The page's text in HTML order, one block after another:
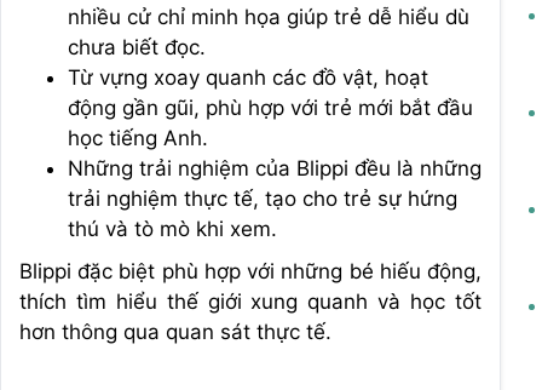
nhiều cử chỉ minh họa giúp trẻ dễ hiểu dù
chưa biết đọc.
Từ vựng xoay quanh các đồ vật, hoạt
động gần gũi, phù hợp với trẻ mới bắt đầu
học tiếng Anh.
Những trải nghiệm của Blippi đều là những
trải nghiệm thực tế, tạo cho trẻ sự hứng
thú và tò mò khi xem.
Blippi đặc biệt phù hợp với những bé hiếu động,
thích tìm hiểu thế giới xung quanh và học tốt
hơn thông qua quan sát thực tế.